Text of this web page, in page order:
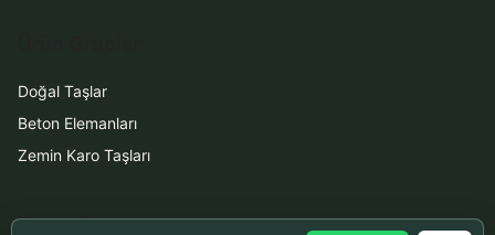
Doğal Taşlar
Beton Elemanları
Zemin Karo Taşları
Hizmetler